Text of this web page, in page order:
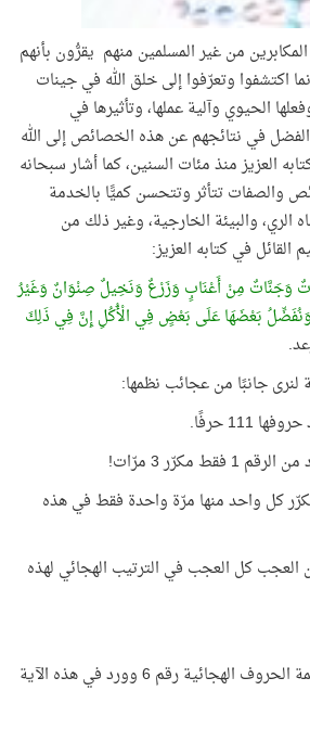
من غير المسلمين منهم يقرُّون بأنهم
اكتشفوا وتعرّفوا إلى خلق الله في جينات
الحيوي وآلية عملها، وتأثيرها في
في نتائجهم عن هذه الخصائص إلى الله
العزيز منذ مئات السنين، كما أشار سبحانه
والصفات تتأثر وتتحسن كميًّا بالخدمة
الري، والبيئة الخارجية، وغير ذلك من
القائل في كتابه العزيز:
وَجَنَّاتٌ مِنْ أَعْنَابٍ وَزَرْعٌ وَنَخِيلٌ صِنْوَانٌ وَغَيْرُ
بَعْضَهَا عَلَى بَعْضٍ فِي الْأُكُلِ إِنَّ فِي ذَلِكَ
لنرى جانبًا من عجائب نظمها:
حرفًا.
مكرّر 3 مرّات!
9 أحرف، أي 3 × 3، تكرّر كل واحد منها مرّة واحدة فقط في هذه
كل العجب في الترتيب الهجائي لهذه
حرف الحاء ترتيبه في قائمة الحروف الهجائية رقم 6 وورد في هذه الآية